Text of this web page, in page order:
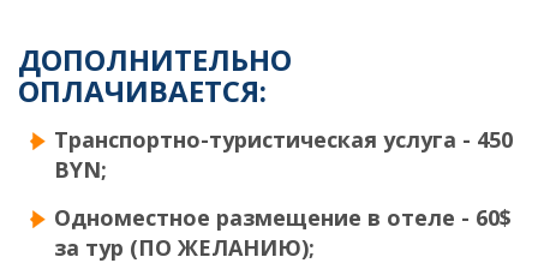
ДОПОЛНИТЕЛЬНО
ОПЛАЧИВАЕТСЯ:
Транспортно-туристическая услуга - 450
BYN;
Одноместное размещение в отеле - 60$
за тур (ПО ЖЕЛАНИЮ);